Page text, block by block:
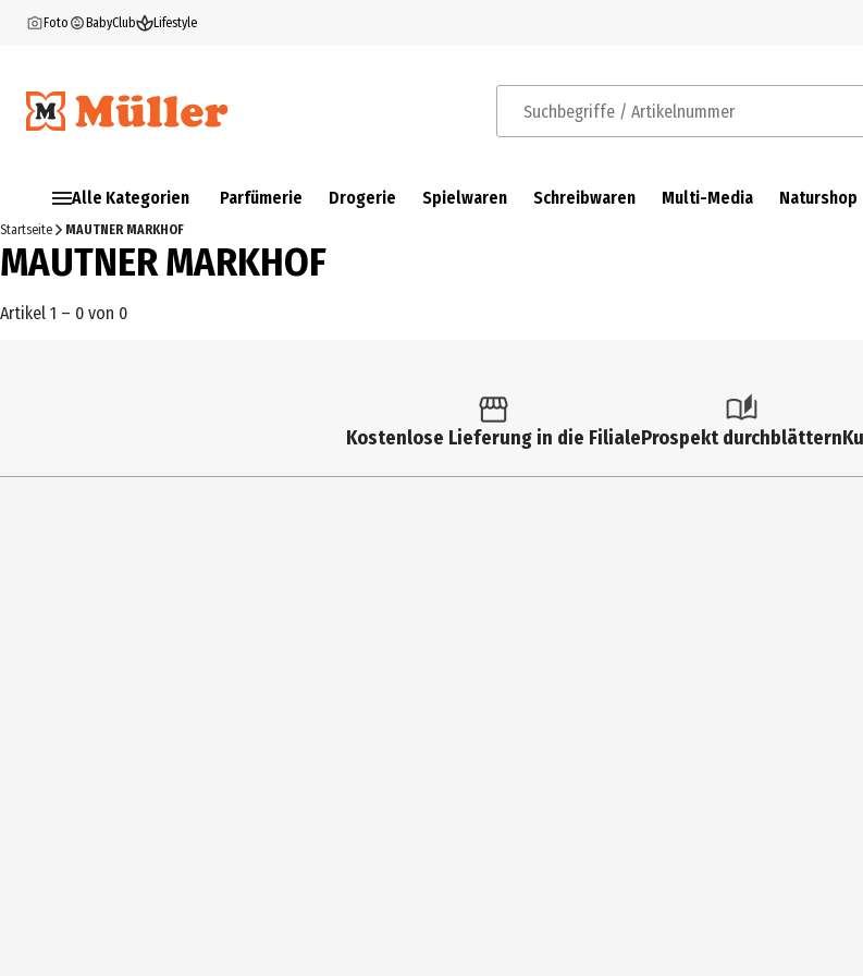
Foto BabyClub Lifestyle
Suchbegriffe / Artikelnummer
Alle Kategorien Parfümerie Drogerie Spielwaren Schreibwaren Multi-Media Naturshop
Startseite MAUTNER MARKHOF
MAUTNER MARKHOF
Artikel 1 – 0 von 0
Kostenlose Lieferung in die FilialeProspekt durchblättern